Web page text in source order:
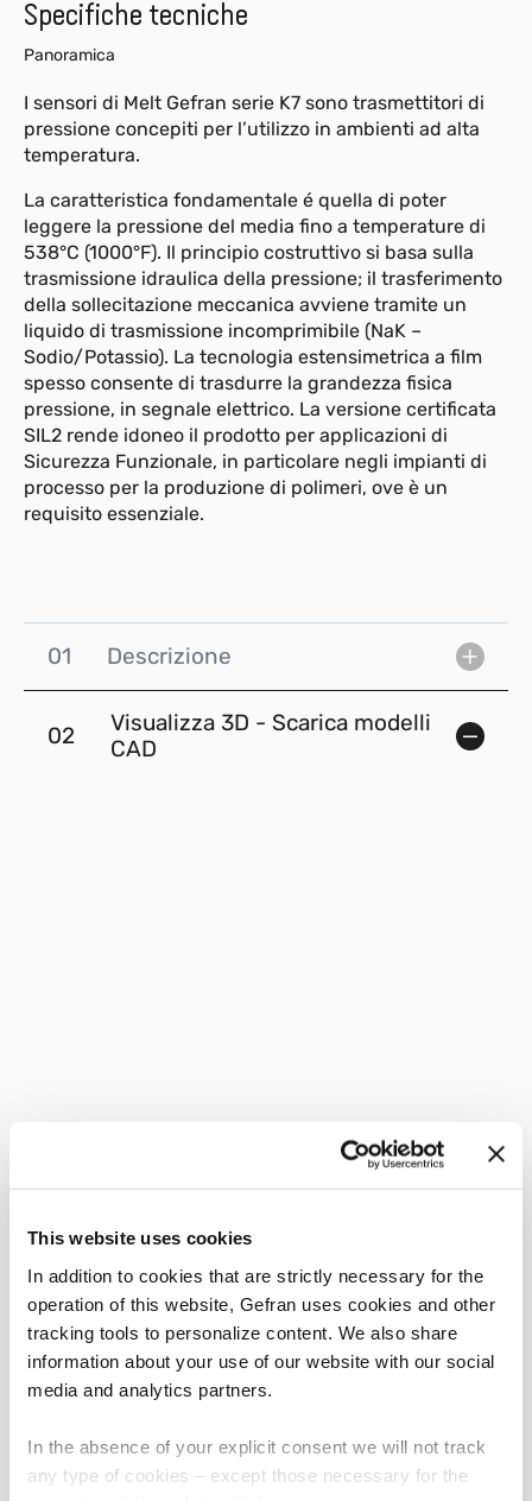
This website uses cookies
In addition to cookies that are strictly necessary for the
operation of this website, Gefran uses cookies and other
tracking tools to personalize content. We also share
information about your use of our website with our social
media and analytics partners.
In the absence of your explicit consent we will not track
any type of cookies – except those necessary for the
Specifiche tecniche
Panoramica
I sensori di Melt Gefran serie K7 sono trasmettitori di
pressione concepiti per l’utilizzo in ambienti ad alta
temperatura.
La caratteristica fondamentale é quella di poter
leggere la pressione del media fino a temperature di
538°C (1000°F). Il principio costruttivo si basa sulla
trasmissione idraulica della pressione; il trasferimento
della sollecitazione meccanica avviene tramite un
liquido di trasmissione incomprimibile (NaK –
Sodio/Potassio). La tecnologia estensimetrica a film
spesso consente di trasdurre la grandezza fisica
pressione, in segnale elettrico. La versione certificata
SIL2 rende idoneo il prodotto per applicazioni di
Sicurezza Funzionale, in particolare negli impianti di
processo per la produzione di polimeri, ove è un
requisito essenziale.
01 Descrizione
02
Visualizza 3D - Scarica modelli
CAD